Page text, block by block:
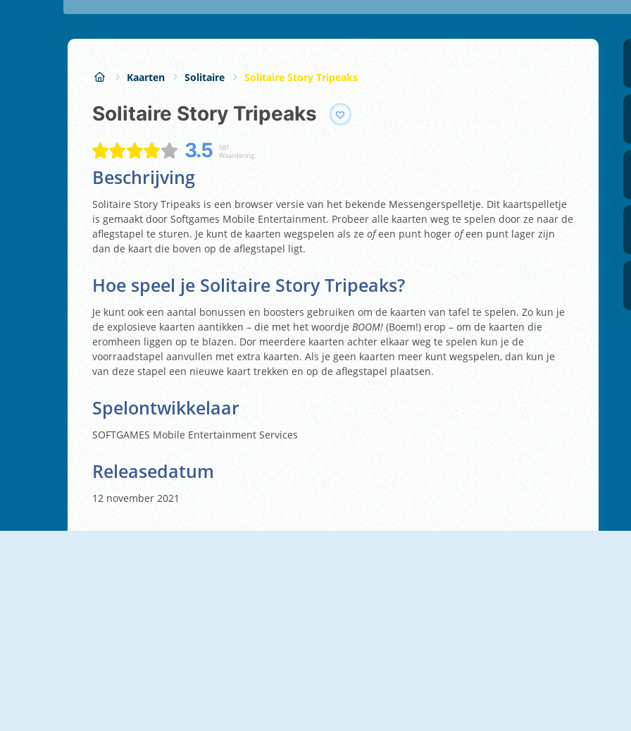
Kaarten Solitaire Solitaire Story Tripeaks
Solitaire Story Tripeaks
3.5
581
Waardering:
Beschrijving
Solitaire Story Tripeaks is een browser versie van het bekende Messengerspelletje. Dit kaartspelletje
is gemaakt door Softgames Mobile Entertainment. Probeer alle kaarten weg te spelen door ze naar de
aflegstapel te sturen. Je kunt de kaarten wegspelen als ze ofeen punt hoger ofeen punt lager zijn
dan de kaart die boven op de aflegstapel ligt.
Hoe speel je Solitaire Story Tripeaks?
Je kunt ook een aantal bonussen en boosters gebruiken om de kaarten van tafel te spelen. Zo kun je
de explosieve kaarten aantikken – die met het woordje BOOM! (Boem!) erop – om de kaarten die
eromheen liggen op te blazen. Dor meerdere kaarten achter elkaar weg te spelen kun je de
voorraadstapel aanvullen met extra kaarten. Als je geen kaarten meer kunt wegspelen, dan kun je
van deze stapel een nieuwe kaart trekken en op de aflegstapel plaatsen.
Spelontwikkelaar
SOFTGAMES Mobile Entertainment Services
Releasedatum
12 november 2021